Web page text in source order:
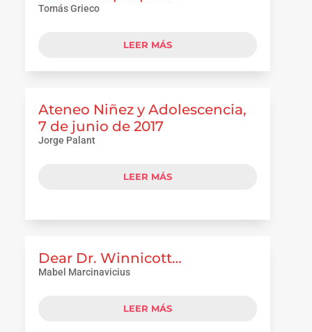
Tomás Grieco
LEER MÁS
Ateneo Niñez y Adolescencia,
7 de junio de 2017
Jorge Palant
LEER MÁS
Dear Dr. Winnicott…
Mabel Marcinavicius
LEER MÁS